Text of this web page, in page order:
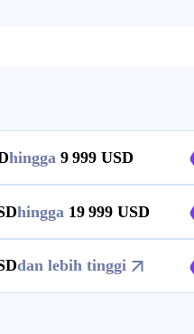
hingga 9 999
hingga 19 999
dan lebih tinggi